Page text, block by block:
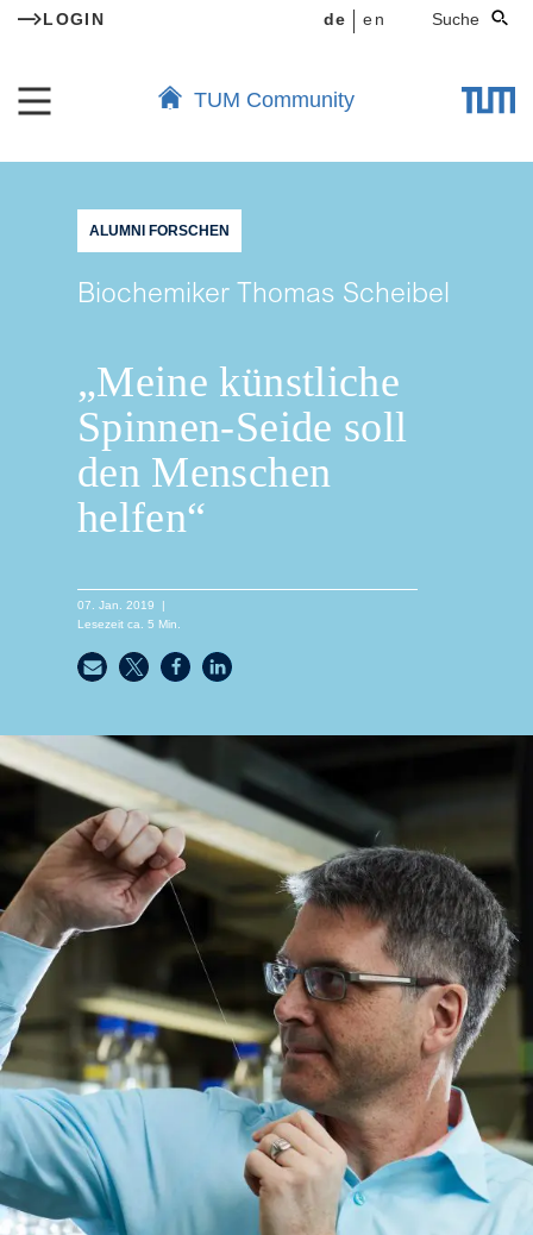
LOGIN de en Suche
TUM Community
ALUMNI FORSCHEN
Biochemiker Thomas Scheibel
„Meine künstliche
Spinnen-Seide soll
den Menschen
helfen“
07. Jan. 2019 |
Lesezeit ca. 5 Min.